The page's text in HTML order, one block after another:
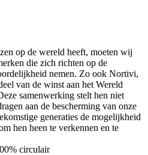
op de wereld heeft, moeten wij
die zich richten op de
nemen. Zo ook Nortivi,
van de winst aan het Wereld
samenwerking stelt hen niet
aan de bescherming van onze
generaties de mogelijkheid
hen heen te verkennen en te
circulair